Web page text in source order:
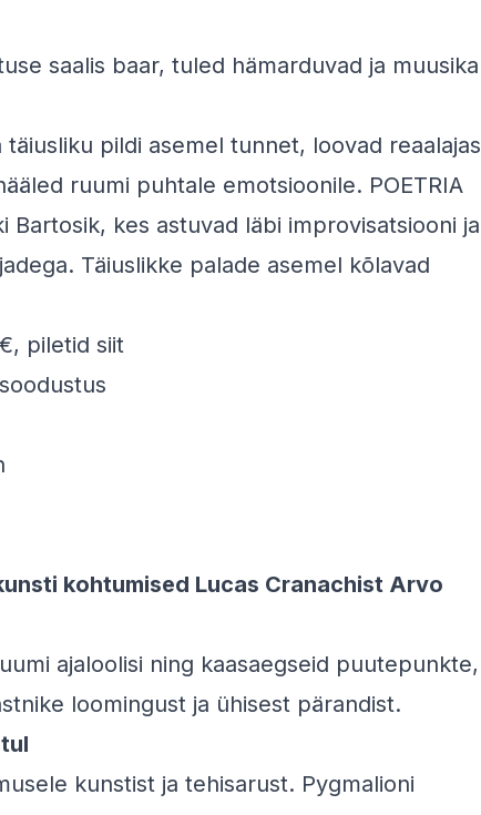
saalis baar, tuled hämarduvad ja muusika
pildi asemel tunnet, loovad reaalajas
ruumi puhtale emotsioonile. POETRIA
kes astuvad läbi improvisatsiooni ja
Täiuslikke palade asemel kõlavad
piletid siit
kohtumised Lucas Cranachist Arvo
ajaloolisi ning kaasaegseid puutepunkte,
loomingust ja ühisest pärandist.
kunstist ja tehisarust. Pygmalioni